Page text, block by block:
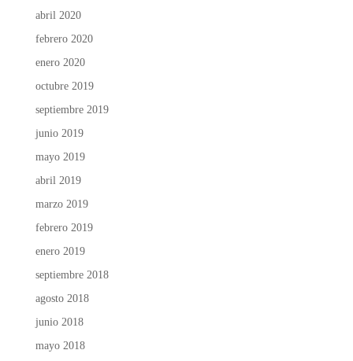
abril 2020
febrero 2020
enero 2020
octubre 2019
septiembre 2019
junio 2019
mayo 2019
abril 2019
marzo 2019
febrero 2019
enero 2019
septiembre 2018
agosto 2018
junio 2018
mayo 2018